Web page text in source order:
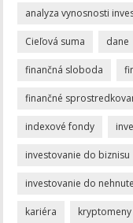
analyza vynosnosti
Cieľová suma dane
finančná sloboda
finančné
indexové fondy
investovanie do biznisu
investovanie do
kariéra kryptomeny